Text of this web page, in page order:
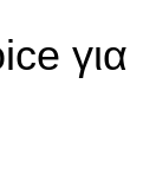
για